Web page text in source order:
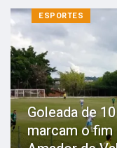
ESPORTES
Goleada de
marcam o